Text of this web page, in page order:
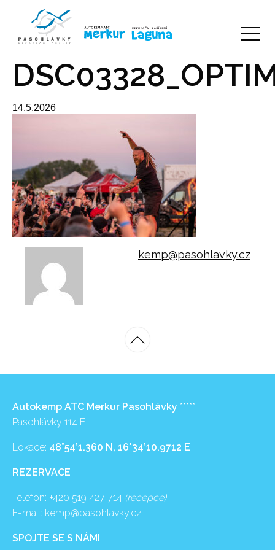
14.5.2026
kemp@pasohlavky.cz
Autokemp ATC Merkur Pasohlávky *****
Pasohlávky 114 E
Lokace: 48°54’1.360 N, 16°34’10.9712 E
REZERVACE
Telefon: +420 519 427 714 (recepce)
E-mail: kemp@pasohlavky.cz
SPOJTE SE S NÁMI